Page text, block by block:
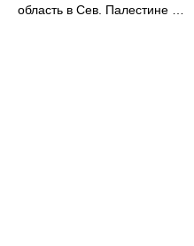
область в Сев. Палестине …